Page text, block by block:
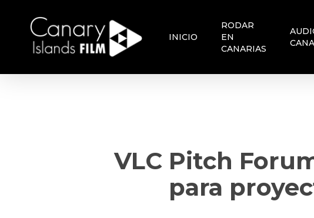
content
INICIO
RODAR
EN
CANARIAS
VLC Pitch
para